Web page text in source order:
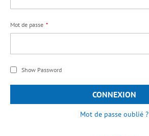
Mot de passe
Show Password
CONNEXION
Mot de passe oublié ?